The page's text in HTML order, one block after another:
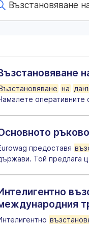
на
оперативните
предоставя
Той предлага